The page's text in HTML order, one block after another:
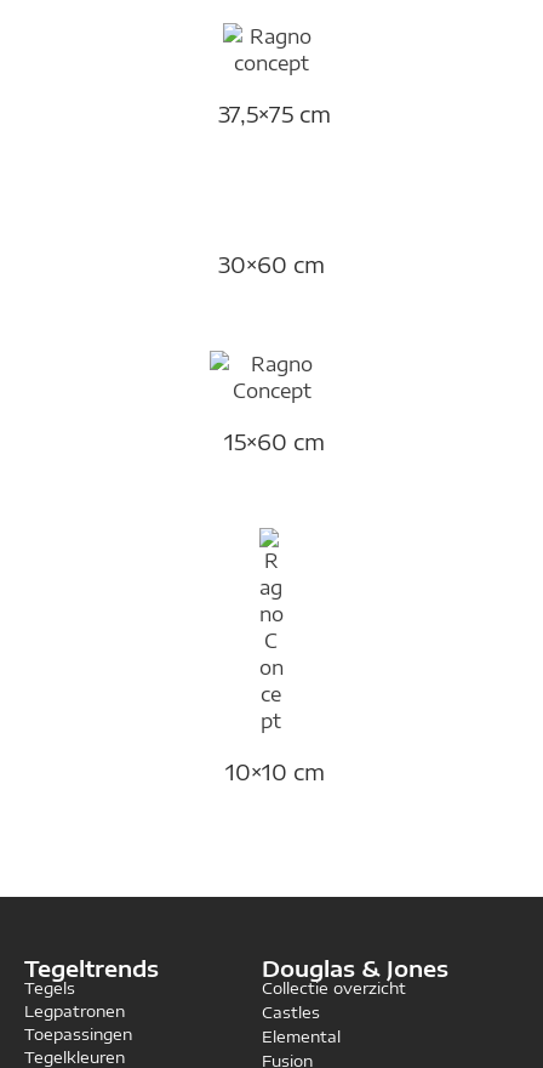
37,5×75 cm
30×60 cm
15×60 cm
10×10 cm
Tegeltrends
Tegels
Legpatronen
Toepassingen
Tegelkleuren
Douglas & Jones
Collectie overzicht
Castles
Elemental
Fusion